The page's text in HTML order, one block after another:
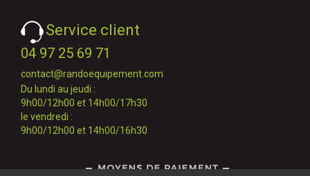
Service client
04 97 25 69 71
contact@randoequipement.com
Du lundi au jeudi :
9h00/12h00 et 14h00/17h30
le vendredi :
9h00/12h00 et 14h00/16h30